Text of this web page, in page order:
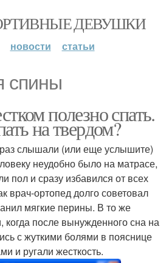
ДЕВУШКИ
новости статьи
спины
полезно спать.
на твердом?
слышали (или еще услышите)
неудобно было на матрасе,
пол и сразу избавился от всех
врач-ортопед долго советовал
мягкие перины. В то же
когда после вынужденного сна на
с жуткими болями в пояснице
и ругали жесткость.